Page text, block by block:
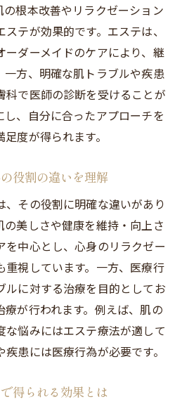
の根本改善やリラクゼーション
テが効果的です。エステは、
ーダーメイドのケアにより、継
一方、明確な肌トラブルや疾患
科で医師の診断を受けることが
、自分に合ったアプローチを
度が得られます。
役割の違いを理解
、その役割に明確な違いがあり
の美しさや健康を維持・向上さ
を中心とし、心身のリラクゼー
重視しています。一方、医療行
ルに対する治療を目的としてお
療が行われます。例えば、肌の
な悩みにはエステ療法が適して
患には医療行為が必要です。
得られる効果とは